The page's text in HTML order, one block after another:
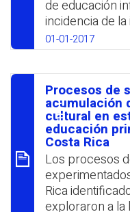
ventajas.
de educación
incidencia de
aprendizaje y
de alumnos de
influencia de
por lo que,
comprometer
relaciones
el ámbito
la estrecha
afectiva y
en armonía.
01-01-2017
סיכום
Procesos de
acumulación
cultural en
educación
Costa Rica
Los procesos
Rica
exploraron a la